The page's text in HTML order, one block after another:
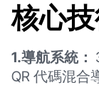
核心
1.導航系統：
QR 代碼混合